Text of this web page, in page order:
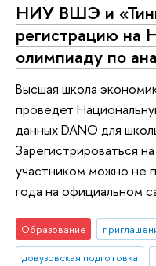
НИУ ВШЭ и
регистрацию на
олимпиаду по
Высшая школа
проведет
данных DANO для
Зарегистрироваться
участником можно не
года на официальном
Образование
довузовская подготовка